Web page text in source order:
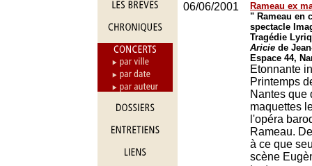
06/06/2001
Rameau ex
" Rameau en
spectacle
Tragédie
Aricie de
Espace 44,
Etonnante
Printemps
Nantes que
maquettes
l'opéra
Rameau.
à ce que
scène